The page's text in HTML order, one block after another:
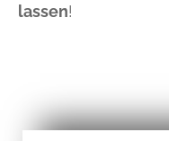
lassen!